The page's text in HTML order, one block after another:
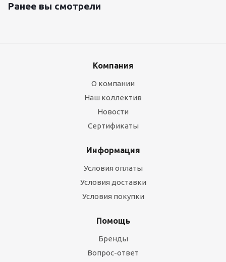
Ранее вы смотрели
Компания
О компании
Наш коллектив
Новости
Сертификаты
Информация
Условия оплаты
Условия доставки
Условия покупки
Помощь
Бренды
Вопрос-ответ